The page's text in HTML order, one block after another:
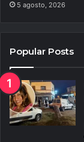
5 agosto, 2026
Popular Posts